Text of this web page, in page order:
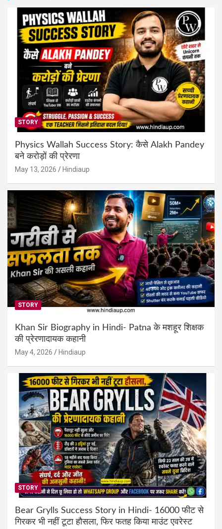
STORY
Physics Wallah Success Story: कैसे Alakh Pandey
बने करोड़ों की प्रेरणा
May 13, 2026 Hindiaup
STORY
Khan Sir Biography in Hindi- Patna के मशहूर शिक्षक
की प्रेरणादायक कहानी
May 4, 2026 Hindiaup
STORY
Bear Grylls Success Story in Hindi- 16000 फीट से
गिरकर भी नहीं टूटा हौसला, फिर फतह किया माउंट एवरेस्ट